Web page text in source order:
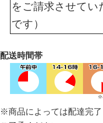
をご請求させてい
です）
配送時間帯
※商品によっては配達完